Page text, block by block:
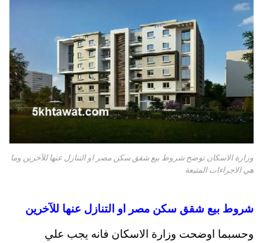
وزارة الاسكان توضح شروط بيع شقق سكن مصر او التنازل عنها للآخرين وما
هي الاجراءات المتبعة
شروط بيع شقق سكن مصر او التنازل عنها للآخرين
وحسبما اوضحت وزارة الاسكان فانه يجب علي